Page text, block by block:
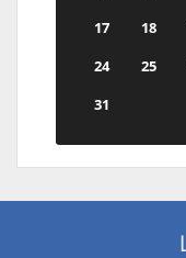
17
18
24
25
31